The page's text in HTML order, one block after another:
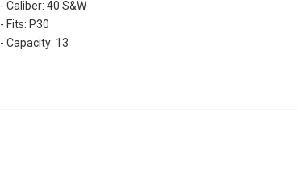
- Caliber: 40 S&W
- Fits: P30
- Capacity: 13